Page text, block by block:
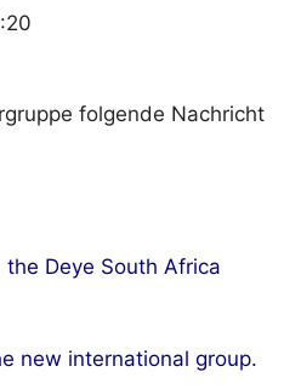
folgende Nachricht
Deye South Africa
new international group.